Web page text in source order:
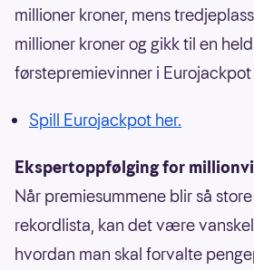
millioner kroner, mens
millioner kroner og gikk til en
førstepremievinner i Eurojackpot
Spill Eurojackpot her.
Ekspertoppfølging for
Når premiesummene blir så
rekordlista, kan det være
hvordan man skal forvalte